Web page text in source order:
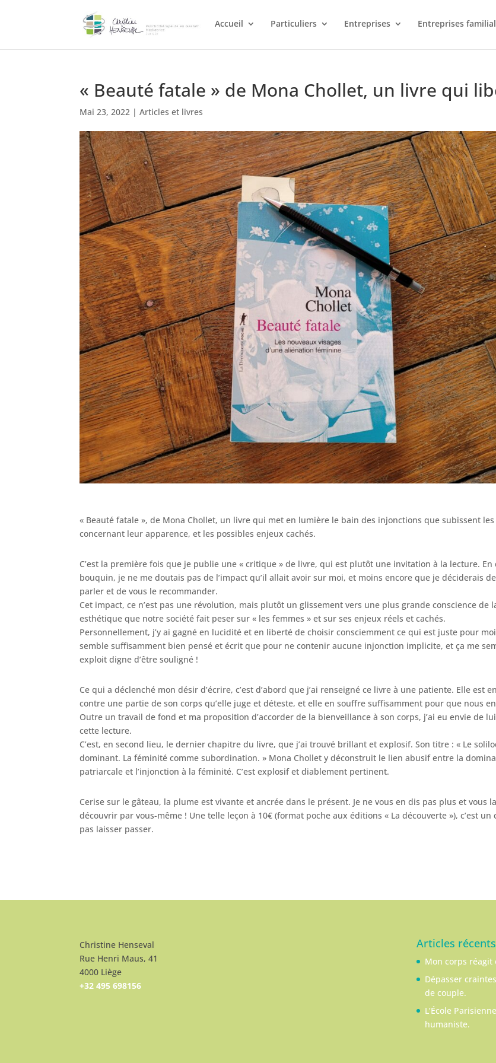
Accueil Particuliers Entreprises Entreprises
« Beauté fatale » de Mona Chollet, un livre qui
Mai 23, 2022 |Articles et livres
« Beauté fatale », de Mona Chollet, un livre qui met en lumière le bain des injonctions que subissent les
concernant leur apparence, et les possibles enjeux cachés.
C’est la première fois que je publie une « critique » de livre, qui est plutôt une invitation à la lecture. En
bouquin, je ne me doutais pas de l’impact qu’il allait avoir sur moi, et moins encore que je déciderais
parler et de vous le recommander.
Cet impact, ce n’est pas une révolution, mais plutôt un glissement vers une plus grande conscience de
esthétique que notre société fait peser sur « les femmes » et sur ses enjeux réels et cachés.
Personnellement, j’y ai gagné en lucidité et en liberté de choisir consciemment ce qui est juste pour
semble suffisamment bien pensé et écrit que pour ne contenir aucune injonction implicite, et ça me
exploit digne d’être souligné !
Ce qui a déclenché mon désir d’écrire, c’est d’abord que j’ai renseigné ce livre à une patiente. Elle est
contre une partie de son corps qu’elle juge et déteste, et elle en souffre suffisamment pour que nous
Outre un travail de fond et ma proposition d’accorder de la bienveillance à son corps, j’ai eu envie de
cette lecture.
C’est, en second lieu, le dernier chapitre du livre, que j’ai trouvé brillant et explosif. Son titre : « Le
dominant. La féminité comme subordination. » Mona Chollet y déconstruit le lien abusif entre la
patriarcale et l’injonction à la féminité. C’est explosif et diablement pertinent.
Cerise sur le gâteau, la plume est vivante et ancrée dans le présent. Je ne vous en dis pas plus et vous
découvrir par vous-même ! Une telle leçon à 10€ (format poche aux éditions « La découverte »), c’est un
pas laisser passer.
Christine Henseval
Rue Henri Maus, 41
4000 Liège
+32 495 698156
Articles récents
Mon corps réagit
Dépasser
de couple.
L’École
humaniste.